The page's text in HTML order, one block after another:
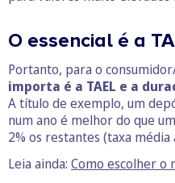
O essencial é a
Portanto, para o
importa é a TAEL e a
A título de exemplo, um
num ano é melhor do que
2% os restantes (taxa média
Leia ainda: Como escolher o